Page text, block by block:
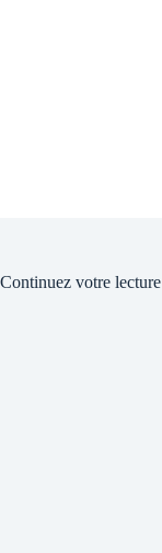
Continuez votre lecture